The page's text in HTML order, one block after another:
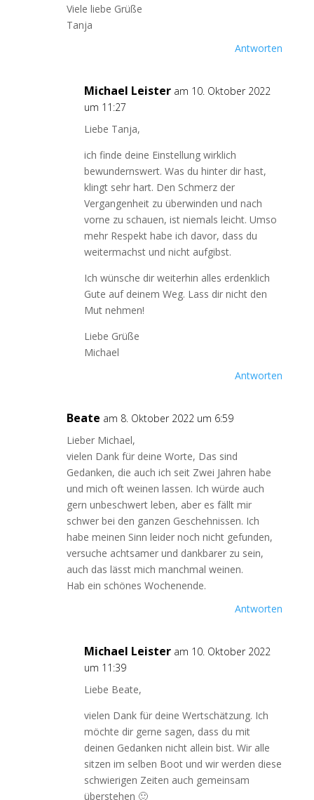
Viele liebe Grüße
Tanja
Antworten
Michael Leister am 10. Oktober 2022
um 11:27
Liebe Tanja,
ich finde deine Einstellung wirklich
bewundernswert. Was du hinter dir hast,
klingt sehr hart. Den Schmerz der
Vergangenheit zu überwinden und nach
vorne zu schauen, ist niemals leicht. Umso
mehr Respekt habe ich davor, dass du
weitermachst und nicht aufgibst.
Ich wünsche dir weiterhin alles erdenklich
Gute auf deinem Weg. Lass dir nicht den
Mut nehmen!
Liebe Grüße
Michael
Antworten
Beate am 8. Oktober 2022 um 6:59
Lieber Michael,
vielen Dank für deine Worte, Das sind
Gedanken, die auch ich seit Zwei Jahren habe
und mich oft weinen lassen. Ich würde auch
gern unbeschwert leben, aber es fällt mir
schwer bei den ganzen Geschehnissen. Ich
habe meinen Sinn leider noch nicht gefunden,
versuche achtsamer und dankbarer zu sein,
auch das lässt mich manchmal weinen.
Hab ein schönes Wochenende.
Antworten
Michael Leister am 10. Oktober 2022
um 11:39
Liebe Beate,
vielen Dank für deine Wertschätzung. Ich
möchte dir gerne sagen, dass du mit
deinen Gedanken nicht allein bist. Wir alle
sitzen im selben Boot und wir werden diese
schwierigen Zeiten auch gemeinsam
überstehen 🙂